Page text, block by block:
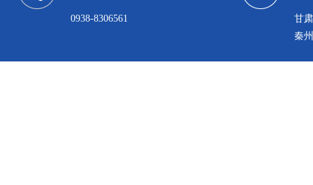
0938-8306561
甘
秦